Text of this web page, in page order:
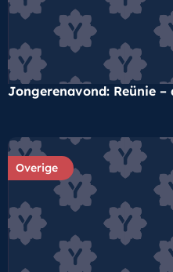
Jongerenavond: Reünie –
Overige